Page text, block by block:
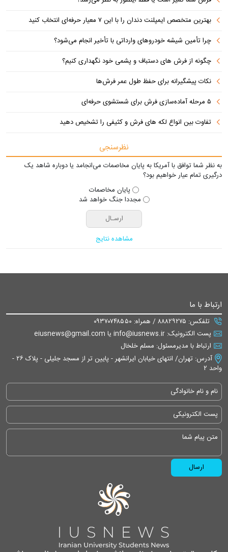
بهترین متخصص ایمپلنت دندان را با این ۷ معیار حرفه‌ای انتخاب کنید
چرا تأمین شیشه خودروهای وارداتی با تأخیر انجام می‌شود؟
چگونه از فرش های دستباف و پشمی خود نگهداری کنیم؟
نکات پیشگیرانه برای حفظ طول عمر فرش‌ها
۵ مرحله آماده‌سازی فرش برای شستشوی حرفه‌ای
تفاوت‌ بین انواع لکه های فرش و کثیفی را تشخیص دهید
نظرسنجی
به نظر شما توافق با آمریکا به پایان مخاصمات می‌انجامد یا دوباره شاهد یک
درگیری تمام عیار خواهیم بود؟
پایان مخاصمات
مجددا جنگ خواهد شد
مشاهده نتایج
ارتباط با ما
تلفکس: ۸۸۸۲۹۲۷۵ / همراه: ۰۹۳۷۰۷۴۸۵۵۰
پست الکترونیک: info@iusnews.ir یا eiusnews@gmail.com
ارتباط با مدیرمسئول: مسلم خلخال
آدرس: تهران/ انتهای خیابان ایرانشهر - پایین تر از مسجد جلیلی - پلاک ۲۶ -
واحد ۲